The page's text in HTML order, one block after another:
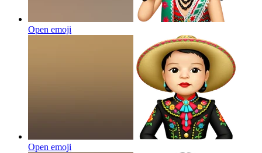
Open emoji
Open emoji